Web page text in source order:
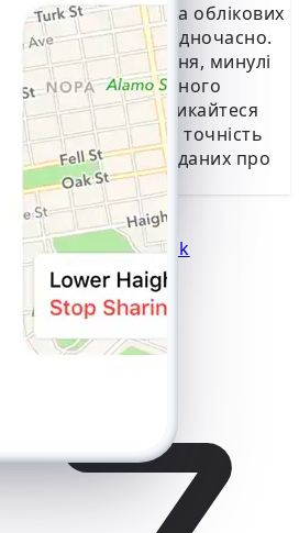
кілька облікових
пристроях одночасно.
місцезнаходження, минулі
для кожного
Швидко перемикайтеся
та зберігайте точність
важливих даних про
Facebook